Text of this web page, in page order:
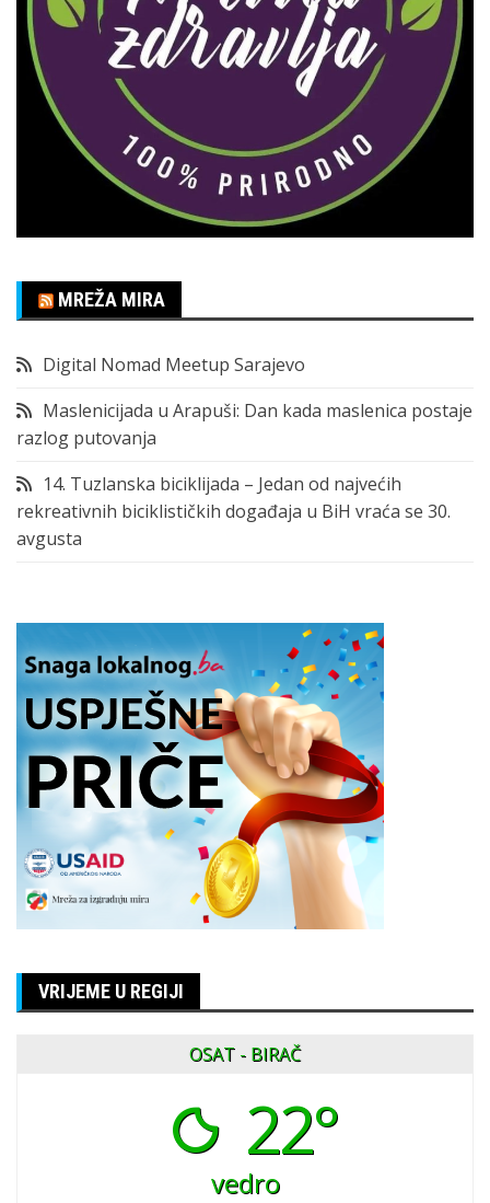
MREŽA MIRA
Digital Nomad Meetup Sarajevo
Maslenicijada u Arapuši: Dan kada maslenica postaje
razlog putovanja
14. Tuzlanska biciklijada – Jedan od najvećih
rekreativnih biciklističkih događaja u BiH vraća se 30.
avgusta
VRIJEME U REGIJI
OSAT - BIRAČ
22°
vedro